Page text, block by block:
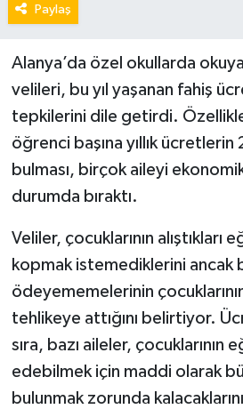
Paylaş
Alanya’da özel okullarda
velileri, bu yıl yaşanan fahiş
tepkilerini dile getirdi.
öğrenci başına yıllık
bulması, birçok aileyi
durumda bıraktı.
Veliler, çocuklarının alıştıkları
kopmak istemediklerini ancak
ödeyememelerinin
tehlikeye attığını belirtiyor.
sıra, bazı aileler, çocuklarının
edebilmek için maddi olarak
bulunmak zorunda